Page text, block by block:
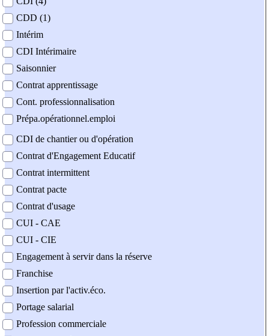
CDD (1)
Intérim
CDI Intérimaire
Saisonnier
Contrat apprentissage
Cont. professionnalisation
Prépa.opérationnel.emploi
CDI de chantier ou d'opération
Contrat d'Engagement Educatif
Contrat intermittent
Contrat pacte
Contrat d'usage
CUI - CAE
CUI - CIE
Engagement à servir dans la réserve
Franchise
Insertion par l'activ.éco.
Portage salarial
Profession commerciale